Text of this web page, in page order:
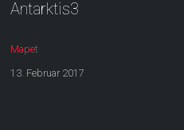
Antarktis3
Mapet
13. Februar 2017